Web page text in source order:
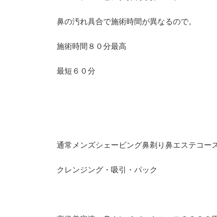
鼻の汚れ具合で施術時間が異なるので。
施術時間８０分最高
最短６０分
通常メンズシェービング鼻剃り鼻エステコー
クレンジング・吸引・パック